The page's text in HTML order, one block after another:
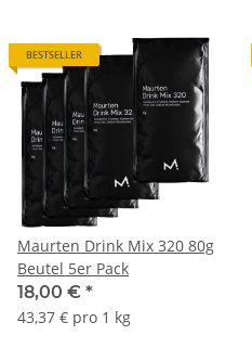
BESTSELLER
Maurten Drink Mix 320 80g
Beutel 5er Pack
18,00 € *
43,37 € pro 1 kg